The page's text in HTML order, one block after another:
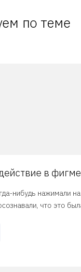
по теме
в фигме
нибудь нажимали на
что это